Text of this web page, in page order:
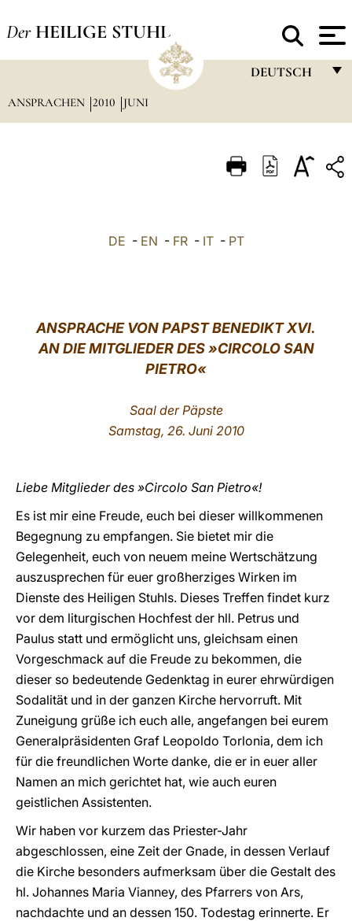
Der HEILIGE STUHL
DEUTSCH
ITALIANO
中文
ANSPRACHEN 2010 JUNI
DE - EN - FR- IT- PT
ANSPRACHE VON PAPST BENEDIKT XVI.
AN DIE MITGLIEDER DES»CIRCOLO SAN
PIETRO«
Saal der Päpste
Samstag, 26. Juni 2010
Liebe Mitglieder des »Circolo San Pietro«!
Es ist mir eine Freude, euch bei dieser willkommenen
Begegnung zu empfangen. Sie bietet mir die
Gelegenheit, euch von neuem meine Wertschätzung
auszusprechen für euer großherziges Wirken im
Dienste des Heiligen Stuhls. Dieses Treffen findet kurz
vor dem liturgischen Hochfest der hll. Petrus und
Paulus statt und ermöglicht uns, gleichsam einen
Vorgeschmack auf die Freude zu bekommen, die
dieser so bedeutende Gedenktag in eurer ehrwürdigen
Sodalität und in der ganzen Kirche hervorruft. Mit
Zuneigung grüße ich euch alle, angefangen bei eurem
Generalpräsidenten Graf Leopoldo Torlonia, dem ich
für die freundlichen Worte danke, die er in euer aller
Namen an mich gerichtet hat, wie auch euren
geistlichen Assistenten.
Wir haben vor kurzem das Priester-Jahr
abgeschlossen, eine Zeit der Gnade, in dessen Verlauf
die Kirche besonders aufmerksam über die Gestalt des
hl. Johannes Maria Vianney, des Pfarrers von Ars,
nachdachte und an dessen 150. Todestag erinnerte. Er